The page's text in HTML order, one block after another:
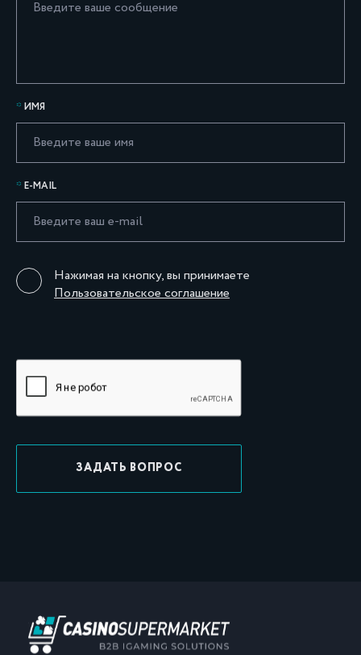
ИМЯ
ЗАДАТЬ ВОПРОС
E-MAIL
Нажимая на кнопку, вы принимаете
Пользовательское соглашение